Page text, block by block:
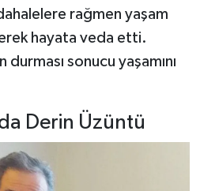
rağmen yaşam
hayata veda etti.
durması sonucu yaşamını
Derin Üzüntü